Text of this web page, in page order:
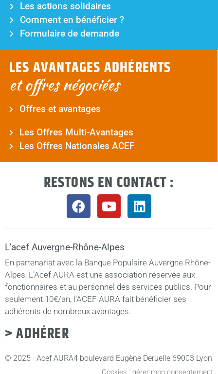
Les actions solidaires
Comment en bénéficier ?
Formulaire de demande
LES AVANTAGES ADHÉRENTS
et offres négociées
Offres et avantages
Les Offres Multi-Avantages
Les Offres Nationales ACEF
RESTONS EN CONTACT :
L'acef Auvergne-Rhône-Alpes
En partenariat avec la Banque Populaire Auvergne Rhône-
Alpes, L’Acef AURA est une association réservée aux
fonctionnaires et au personnel des services publics. Pour
seulement 10€/an, l’ACEF AURA fait bénéficier ses
adhérents de nombreux avantages.
> ADHÉRER
© 2025 · Acef AURA4 boulevard Eugène Deruelle 69003 Lyon